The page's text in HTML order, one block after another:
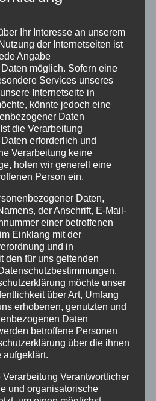
UNLIMITED
Ihr Interesse an unserem
der Internetseiten ist
Angabe
möglich. Sofern eine
Services unseres
Internetseite in
könnte jedoch eine
Daten
die Verarbeitung
erforderlich und
Verarbeitung keine
holen wir generell eine
Person ein.
Daten,
der Anschrift, E-Mail-
einer betroffenen
Einklang mit der
und in
den für uns geltenden
möchte unser
über Art, Umfang
erhobenen, genutzten und
Daten
betroffene Personen
über die ihnen
aufgeklärt.
Verantwortlicher
und organisatorische